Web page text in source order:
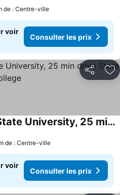
de : Centre-ville
voir
Consulter les prix
Partager
Church House! Penn State University, 25 min drive State College
de : Centre-ville
voir
Consulter les prix